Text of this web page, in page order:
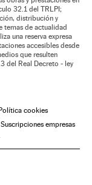
32.1 del TRLPI;
distribución y
temas de actualidad
una reserva expresa
accesibles desde
que resulten
del Real Decreto - ley
Política cookies
Suscripciones empresas